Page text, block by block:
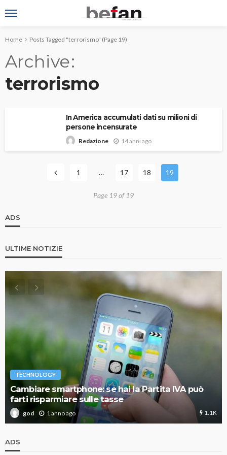
Home Posts Tagged "terrorismo" (Page 19)
Archive
terrorismo
In America accumulati dati su milioni di
persone incensurate
Redazione 14 anni ago
1 … 17 18 19
Page 19 of 19
ADS
ULTIME NOTIZIE
TECHNOLOGY
Cambiare smartphone: se hai la Partita IVA può
farti risparmiare sulle tasse
god 1 anno ago 1.1K
ADS